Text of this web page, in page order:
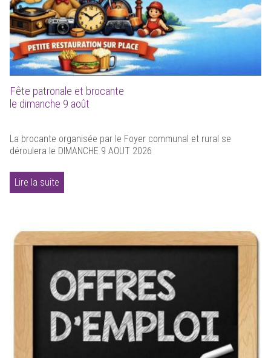
Fête patronale et brocante
le dimanche 9 août
La brocante organisée par le Foyer communal et rural se
déroulera le DIMANCHE 9 AOUT 2026
Lire la suite